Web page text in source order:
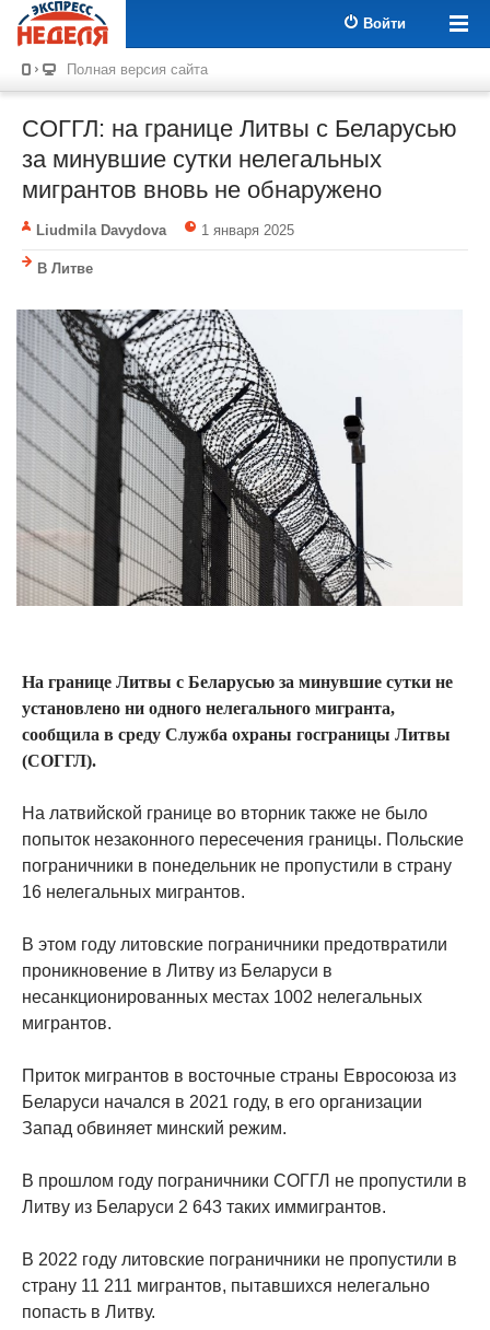
Войти
Полная версия сайта
СОГГЛ: на границе Литвы с Беларусью
за минувшие сутки нелегальных
мигрантов вновь не обнаружено
Liudmila Davydova 1 января 2025
В Литве
На границе Литвы с Беларусью за минувшие сутки не
установлено ни одного нелегального мигранта,
сообщила в среду Служба охраны госграницы Литвы
(СОГГЛ).
На латвийской границе во вторник также не было
попыток незаконного пересечения границы. Польские
пограничники в понедельник не пропустили в страну
16 нелегальных мигрантов.
В этом году литовские пограничники предотвратили
проникновение в Литву из Беларуси в
несанкционированных местах 1002 нелегальных
мигрантов.
Приток мигрантов в восточные страны Евросоюза из
Беларуси начался в 2021 году, в его организации
Запад обвиняет минский режим.
В прошлом году пограничники СОГГЛ не пропустили в
Литву из Беларуси 2 643 таких иммигрантов.
В 2022 году литовские пограничники не пропустили в
страну 11 211 мигрантов, пытавшихся нелегально
попасть в Литву.